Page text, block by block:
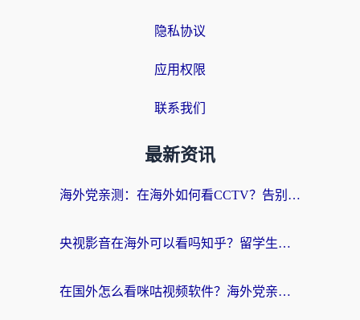
隐私协议
应用权限
联系我们
最新资讯
海外党亲测：在海外如何看CCTV？告别“仅限大陆播放”的实用指南
央视影音在海外可以看吗知乎？留学生亲测：3步解决地域限制+追剧自由
在国外怎么看咪咕视频软件？海外党亲测有效的回国加速方案